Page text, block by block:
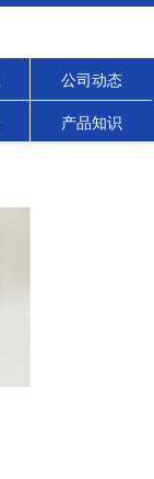
公司动态
产品知识